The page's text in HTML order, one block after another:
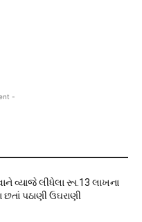
-
વ્યાજે લીધેલા રૂા.13 લાખના
પઠાણી ઉઘરાણી